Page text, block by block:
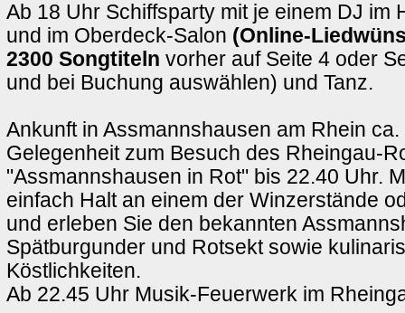
Ab 18 Uhr Schiffsparty mit je einem DJ im
und im Oberdeck-Salon (Online-
2300 Songtiteln vorher auf Seite 4 oder
und bei Buchung auswählen) und Tanz.
Ankunft in Assmannshausen am Rhein ca.
Gelegenheit zum Besuch des Rheingau-
"Assmannshausen in Rot" bis 22.40 Uhr.
einfach Halt an einem der Winzerstände
und erleben Sie den bekannten
Spätburgunder und Rotsekt sowie
Köstlichkeiten.
Ab 22.45 Uhr Musik-Feuerwerk im